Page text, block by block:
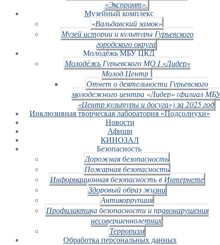
«Экспромт».
Музейный комплекс
«Вальдавский замок»
Музей истории и культуры Гурьевского
городского округа
Молодёжь МБУ ЦКД
Молодёжь Гурьевского МО I «Лидер»
Молод.Центр
Отчет о деятельности Гурьевского
молодежного центра «Лидер» (филиал
«Центр культуры и досуга») за 2025 год
Инклюзивная творческая лаборатория «Подсолнухи»
Новости
Афиши
КИНОЗАЛ
Безопасность
Дорожная безопасность
Пожарная безопасность
Информационная безопасность в Интернете
Здоровый образ жизни
Антикоррупция
Профилактика безопасности и правонарушения
несовершеннолетних
Терроризм
Обработка персональных данных